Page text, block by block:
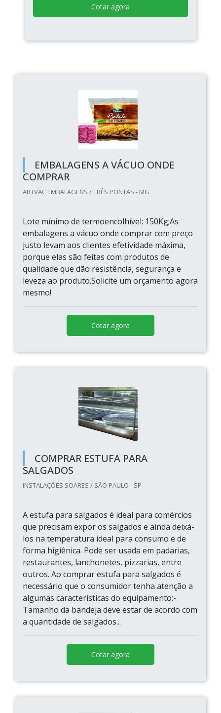
Cotar agora
EMBALAGENS A VÁCUO ONDE
COMPRAR
ARTVAC EMBALAGENS / TRÊS PONTAS - MG
Lote mínimo de termoencolhível: 150Kg;As
embalagens a vácuo onde comprar com preço
justo levam aos clientes efetividade máxima,
porque elas são feitas com produtos de
qualidade que dão resistência, segurança e
leveza ao produto.Solicite um orçamento agora
mesmo!
Cotar agora
COMPRAR ESTUFA PARA
SALGADOS
INSTALAÇÕES SOARES / SÃO PAULO - SP
A estufa para salgados é ideal para comércios
que precisam expor os salgados e ainda deixá-
los na temperatura ideal para consumo e de
forma higiênica. Pode ser usada em padarias,
restaurantes, lanchonetes, pizzarias, entre
outros. Ao comprar estufa para salgados é
necessário que o consumidor tenha atenção a
algumas características do equipamento:-
Tamanho da bandeja deve estar de acordo com
a quantidade de salgados...
Cotar agora